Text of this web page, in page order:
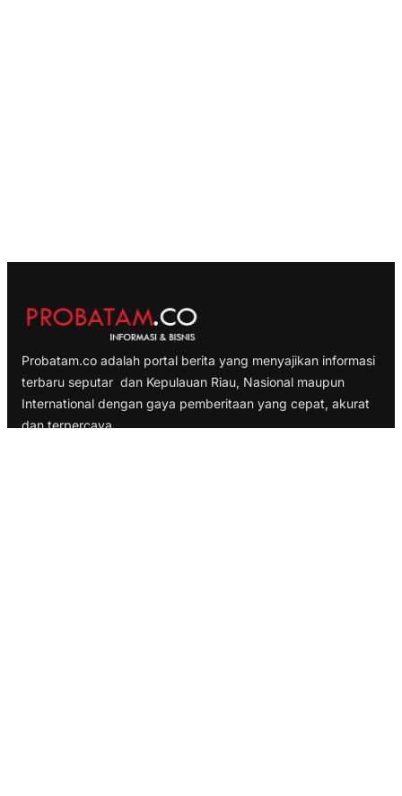
Probatam.co adalah portal berita yang menyajikan informasi
terbaru seputar dan Kepulauan Riau, Nasional maupun
International dengan gaya pemberitaan yang cepat, akurat
dan terpercaya